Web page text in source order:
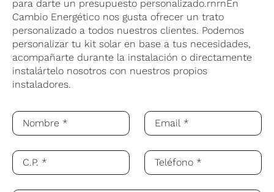
para darte un presupuesto personalizado.rnrnEn
Cambio Energético nos gusta ofrecer un trato
personalizado a todos nuestros clientes. Podemos
personalizar tu kit solar en base a tus necesidades,
acompañarte durante la instalación o directamente
instalártelo nosotros con nuestros propios
instaladores.